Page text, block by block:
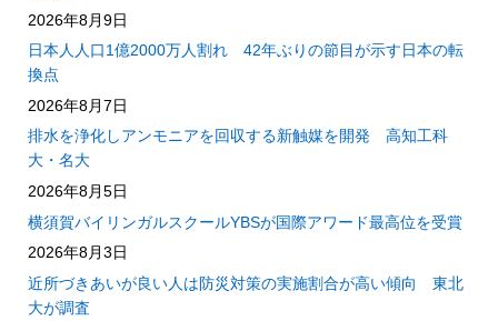
2026年8月9日
日本人人口1億2000万人割れ 42年ぶりの節目が示す日本の転
換点
2026年8月7日
排水を浄化しアンモニアを回収する新触媒を開発 高知工科
大・名大
2026年8月5日
横須賀バイリンガルスクールYBSが国際アワード最高位を受賞
2026年8月3日
近所づきあいが良い人は防災対策の実施割合が高い傾向 東北
大が調査